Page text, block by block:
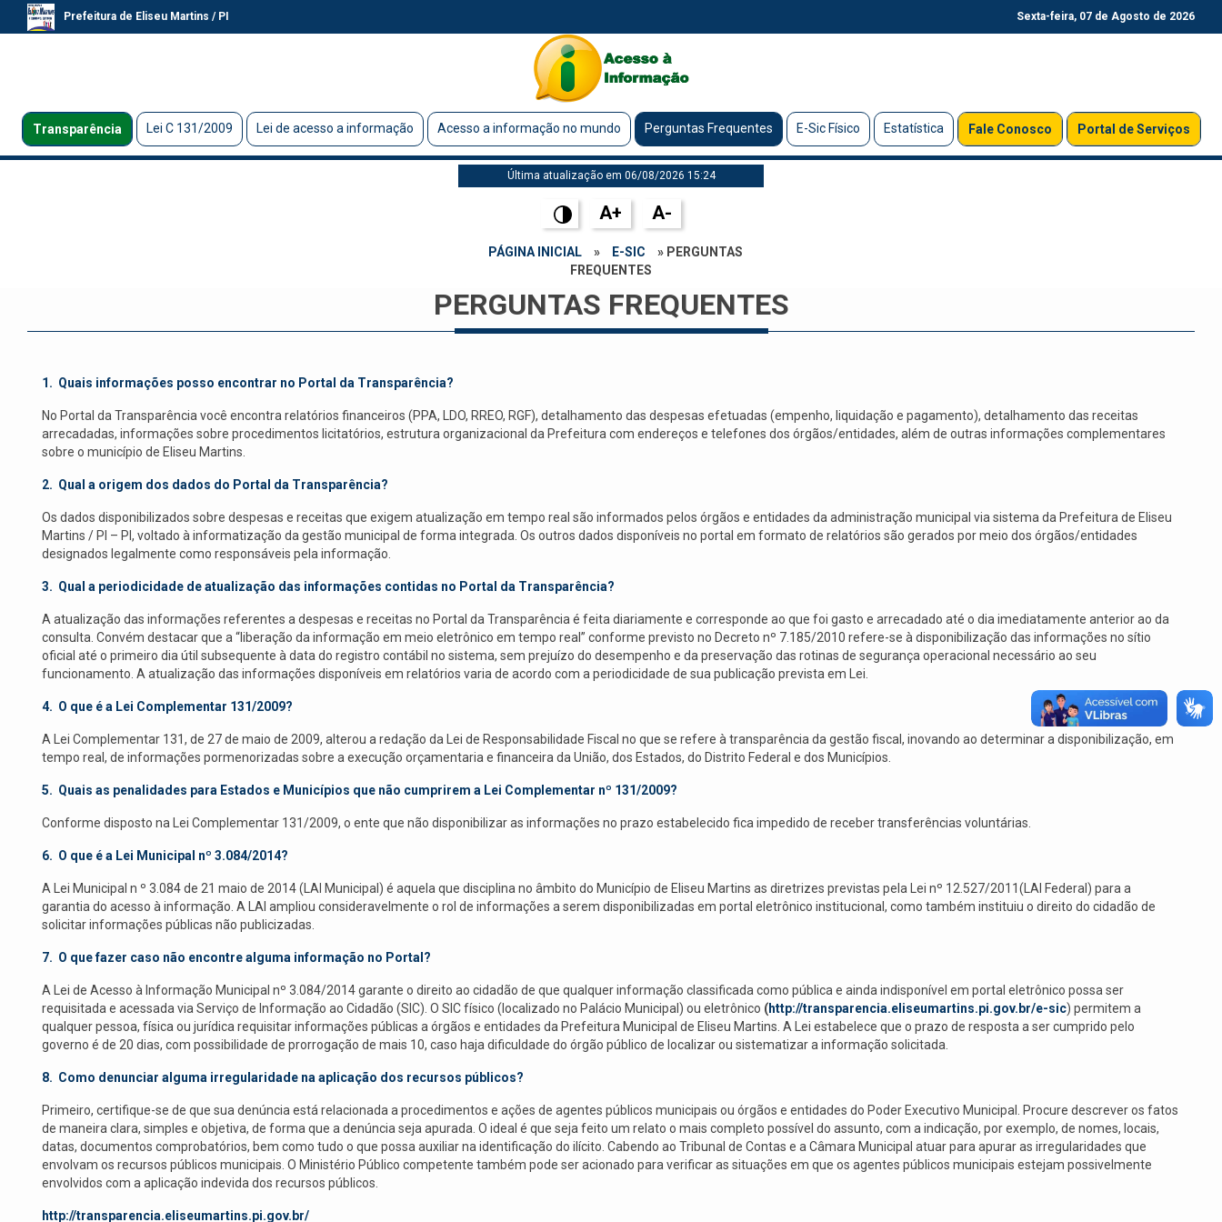
Prefeitura de Eliseu Martins / PI Sexta-feira, 07 de Agosto de 2026
Transparência Lei C 131/2009 Lei de acesso a informação Acesso a informação no mundo Perguntas Frequentes E-Sic Físico Estatística Fale Conosco Portal de Serviços
Última atualização em 06/08/2026 15:24
A+ A-
PÁGINA INICIAL » E-SIC
» PERGUNTAS
FREQUENTES
PERGUNTAS FREQUENTES
1. Quais informações posso encontrar no Portal da Transparência?
No Portal da Transparência você encontra relatórios financeiros (PPA, LDO, RREO, RGF), detalhamento das despesas efetuadas (empenho, liquidação e pagamento), detalhamento das receitas
arrecadadas, informações sobre procedimentos licitatórios, estrutura organizacional da Prefeitura com endereços e telefones dos órgãos/entidades, além de outras informações complementares
sobre o município de Eliseu Martins.
2. Qual a origem dos dados do Portal da Transparência?
Os dados disponibilizados sobre despesas e receitas que exigem atualização em tempo real são informados pelos órgãos e entidades da administração municipal via sistema da Prefeitura de Eliseu
Martins / PI – PI, voltado à informatização da gestão municipal de forma integrada. Os outros dados disponíveis no portal em formato de relatórios são gerados por meio dos órgãos/entidades
designados legalmente como responsáveis pela informação.
3. Qual a periodicidade de atualização das informações contidas no Portal da Transparência?
A atualização das informações referentes a despesas e receitas no Portal da Transparência é feita diariamente e corresponde ao que foi gasto e arrecadado até o dia imediatamente anterior ao da
consulta. Convém destacar que a “liberação da informação em meio eletrônico em tempo real” conforme previsto no Decreto nº 7.185/2010 refere-se à disponibilização das informações no sítio
oficial até o primeiro dia útil subsequente à data do registro contábil no sistema, sem prejuízo do desempenho e da preservação das rotinas de segurança operacional necessário ao seu
funcionamento. A atualização das informações disponíveis em relatórios varia de acordo com a periodicidade de sua publicação prevista em Lei.
4. O que é a Lei Complementar 131/2009?
A Lei Complementar 131, de 27 de maio de 2009, alterou a redação da Lei de Responsabilidade Fiscal no que se refere à transparência da gestão fiscal, inovando ao determinar a disponibilização, em
tempo real, de informações pormenorizadas sobre a execução orçamentaria e financeira da União, dos Estados, do Distrito Federal e dos Municípios.
5. Quais as penalidades para Estados e Municípios que não cumprirem a Lei Complementar nº 131/2009?
Conforme disposto na Lei Complementar 131/2009, o ente que não disponibilizar as informações no prazo estabelecido fica impedido de receber transferências voluntárias.
6. O que é a Lei Municipal nº 3.084/2014?
A Lei Municipal n º 3.084 de 21 maio de 2014 (LAI Municipal) é aquela que disciplina no âmbito do Município de Eliseu Martins as diretrizes previstas pela Lei nº 12.527/2011(LAI Federal) para a
garantia do acesso à informação. A LAI ampliou consideravelmente o rol de informações a serem disponibilizadas em portal eletrônico institucional, como também instituiu o direito do cidadão de
solicitar informações públicas não publicizadas.
7. O que fazer caso não encontre alguma informação no Portal?
A Lei de Acesso à Informação Municipal nº 3.084/2014 garante o direito ao cidadão de que qualquer informação classificada como pública e ainda indisponível em portal eletrônico possa ser
requisitada e acessada via Serviço de Informação ao Cidadão (SIC). O SIC físico (localizado no Palácio Municipal) ou eletrônico (http://transparencia.eliseumartins.pi.gov.br/e-sic) permitem a
qualquer pessoa, física ou jurídica requisitar informações públicas a órgãos e entidades da Prefeitura Municipal de Eliseu Martins. A Lei estabelece que o prazo de resposta a ser cumprido pelo
governo é de 20 dias, com possibilidade de prorrogação de mais 10, caso haja dificuldade do órgão público de localizar ou sistematizar a informação solicitada.
8. Como denunciar alguma irregularidade na aplicação dos recursos públicos?
Primeiro, certifique-se de que sua denúncia está relacionada a procedimentos e ações de agentes públicos municipais ou órgãos e entidades do Poder Executivo Municipal. Procure descrever os fatos
de maneira clara, simples e objetiva, de forma que a denúncia seja apurada. O ideal é que seja feito um relato o mais completo possível do assunto, com a indicação, por exemplo, de nomes, locais,
datas, documentos comprobatórios, bem como tudo o que possa auxiliar na identificação do ilícito. Cabendo ao Tribunal de Contas e a Câmara Municipal atuar para apurar as irregularidades que
envolvam os recursos públicos municipais. O Ministério Público competente também pode ser acionado para verificar as situações em que os agentes públicos municipais estejam possivelmente
envolvidos com a aplicação indevida dos recursos públicos.
http://transparencia.eliseumartins.pi.gov.br/